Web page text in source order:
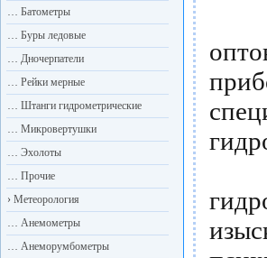
Мы
… Батометры
… Буры ледовые
… Дночерпатели
… Рейки мерные
… Штанги гидрометрические
… Микровертушки
… Эхолоты
… Прочие
› Метеорология
… Анемометры
… Анеморумбометры